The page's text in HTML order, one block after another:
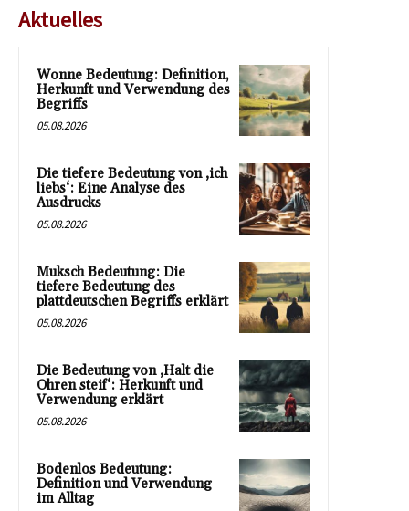
Aktuelles
Wonne Bedeutung: Definition,
Herkunft und Verwendung des
Begriffs
05.08.2026
Die tiefere Bedeutung von ‚ich
liebs‘: Eine Analyse des
Ausdrucks
05.08.2026
Muksch Bedeutung: Die
tiefere Bedeutung des
plattdeutschen Begriffs erklärt
05.08.2026
Die Bedeutung von ‚Halt die
Ohren steif‘: Herkunft und
Verwendung erklärt
05.08.2026
Bodenlos Bedeutung:
Definition und Verwendung
im Alltag